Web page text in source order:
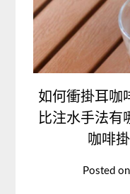
如何衝掛耳咖
比注水手法有
咖啡
Posted on